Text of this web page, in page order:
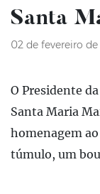
Santa
02 de fevereiro
O Presidente
Santa Maria
homenagem
túmulo, um